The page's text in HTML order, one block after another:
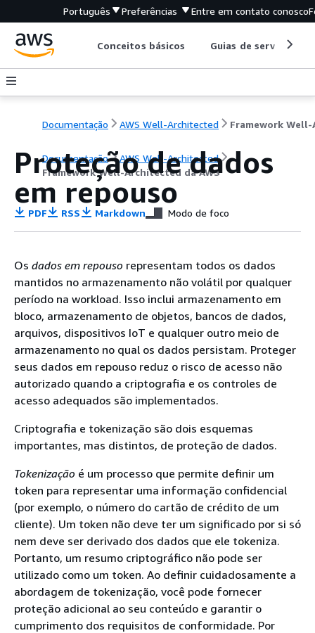
Português Preferências Entre em contato conosco
Conceitos básicos Guias de serviço
Documentação AWS Well-Architected
Documentação
AWS Well-Architected
Framework Well-Architected da AWS
Proteção de dados
em repouso
PDF RSS Markdown Modo de foco
Os dados em repouso representam todos os dados
mantidos no armazenamento não volátil por qualquer
período na workload. Isso inclui armazenamento em
bloco, armazenamento de objetos, bancos de dados,
arquivos, dispositivos IoT e qualquer outro meio de
armazenamento no qual os dados persistam. Proteger
seus dados em repouso reduz o risco de acesso não
autorizado quando a criptografia e os controles de
acesso adequados são implementados.
Criptografia e tokenização são dois esquemas
importantes, mas distintos, de proteção de dados.
Tokenização é um processo que permite definir um
token para representar uma informação confidencial
(por exemplo, o número do cartão de crédito de um
cliente). Um token não deve ter um significado por si só
nem deve ser derivado dos dados que ele tokeniza.
Portanto, um resumo criptográfico não pode ser
utilizado como um token. Ao definir cuidadosamente a
abordagem de tokenização, você pode fornecer
proteção adicional ao seu conteúdo e garantir o
cumprimento dos requisitos de conformidade. Por